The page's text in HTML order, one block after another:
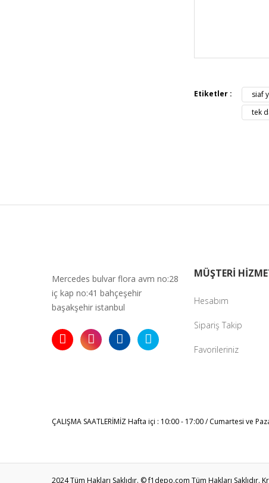
Ürün
Ürün
Etiketler : siaf
tek
Mercedes bulvar flora avm no:28
iç kap no:41 bahçeşehir
başakşehir istanbul
MÜŞTERİ
Hesabım
Sipariş Takip
Favorileriniz
ÇALIŞMA SAATLERİMİZHafta içi : 10:00 - 17:00 / Cumartesi ve
2024 Tüm Hakları Saklıdır. © f1depo.com Tüm Hakları